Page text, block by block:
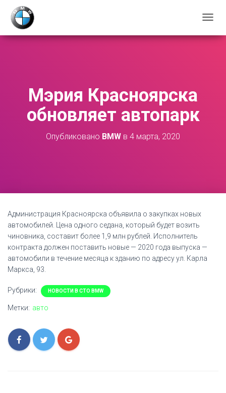
Е
Мэрия Красноярска
обновляет автопарк
Опубликовано BMW в 4 марта, 2020
Администрация Красноярска объявила о закупках новых
автомобилей. Цена одного седана, который будет возить
чиновника, составит более 1,9 млн рублей. Исполнитель
контракта должен поставить новые — 2020 года выпуска —
автомобили в течение месяца к зданию по адресу ул. Карла
Маркса, 93.
Рубрики: НОВОСТИ В СТО BMW
Метки: авто